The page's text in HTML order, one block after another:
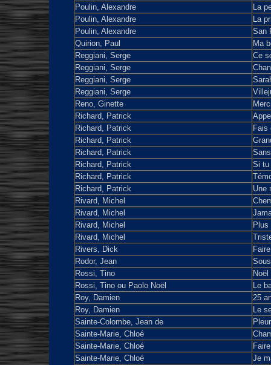
Poulin, Alexandre
La
Poulin, Alexandre
La
Poulin, Alexandre
San
Quirion, Paul
Ma
Reggiani, Serge
Ce
Reggiani, Serge
Reggiani, Serge
Reggiani, Serge
Reno, Ginette
Richard, Patrick
Richard, Patrick
Fais
Richard, Patrick
Richard, Patrick
Richard, Patrick
Si tu
Richard, Patrick
Richard, Patrick
Une
Rivard, Michel
Rivard, Michel
Rivard, Michel
Plus
Rivard, Michel
Rivers, Dick
Rodor, Jean
Rossi, Tino
Rossi, Tino ou Paolo Noël
Le
Roy, Damien
25
Roy, Damien
Le
Sainte-Colombe, Jean de
Sainte-Marie, Chloé
Sainte-Marie, Chloé
Sainte-Marie, Chloé
Je